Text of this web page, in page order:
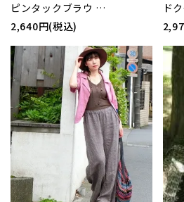
ピンタックブラウ …
2,640円(税込)
ド